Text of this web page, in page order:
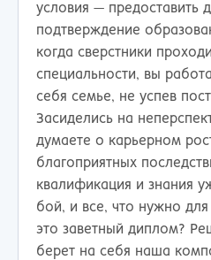
условия — предоставить
подтверждение
когда сверстники
специальности, вы
себя семье, не успев
Засиделись на
думаете о карьерном
благоприятных
квалификация и знания
бой, и все, что нужно
это заветный диплом?
берет на себя наша